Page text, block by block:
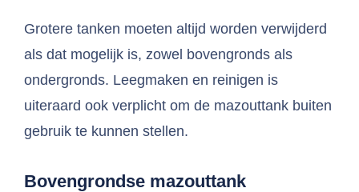
Grotere tanken moeten altijd worden verwijderd
als dat mogelijk is, zowel bovengronds als
ondergronds. Leegmaken en reinigen is
uiteraard ook verplicht om de mazouttank buiten
gebruik te kunnen stellen.
Bovengrondse mazouttank